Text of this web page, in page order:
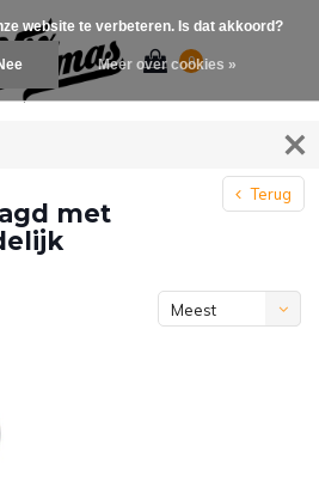
0
Terug
met
Meest
website te verbeteren. Is dat akkoord?
Meer over cookies »